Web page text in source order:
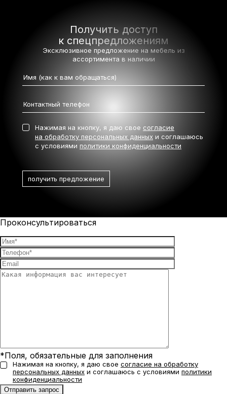
Получить доступ
к спецпредложениям
Эксклюзивное предложение на мебель из
ассортимента в наличии
Нажимая на кнопку, я даю свое согласие
на обработку персональных данных и соглашаюсь
с условиями политики конфиденциальности
Проконсультироваться
*Поля, обязательные для заполнения
Нажимая на кнопку, я даю свое согласие на обработку
персональных данных и соглашаюсь с условиями политики
конфиденциальности